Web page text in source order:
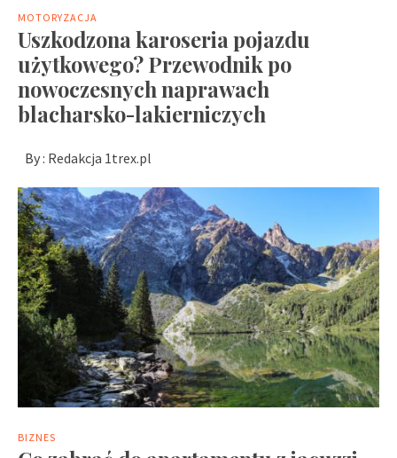
MOTORYZACJA
Uszkodzona karoseria pojazdu
użytkowego? Przewodnik po
nowoczesnych naprawach
blacharsko-lakierniczych
By : Redakcja 1trex.pl
BIZNES